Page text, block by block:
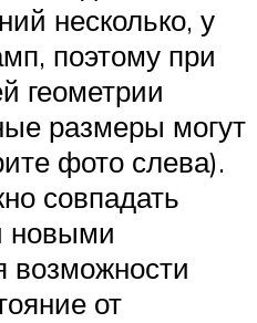
несколько, у
поэтому при
геометрии
размеры могут
фото слева).
совпадать
новыми
возможности
от